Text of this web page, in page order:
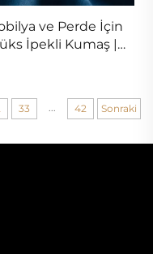
ve Perde İçin
İpekli Kumaş |
33 ... 42 Sonraki